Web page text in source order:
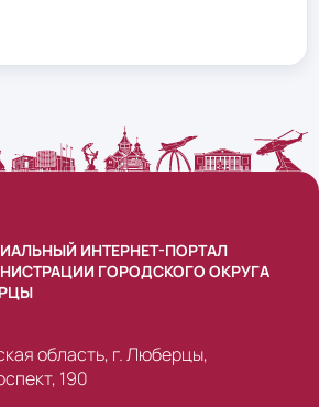
ИНТЕРНЕТ-ПОРТАЛ
ГОРОДСКОГО ОКРУГА
область, г. Люберцы,
190